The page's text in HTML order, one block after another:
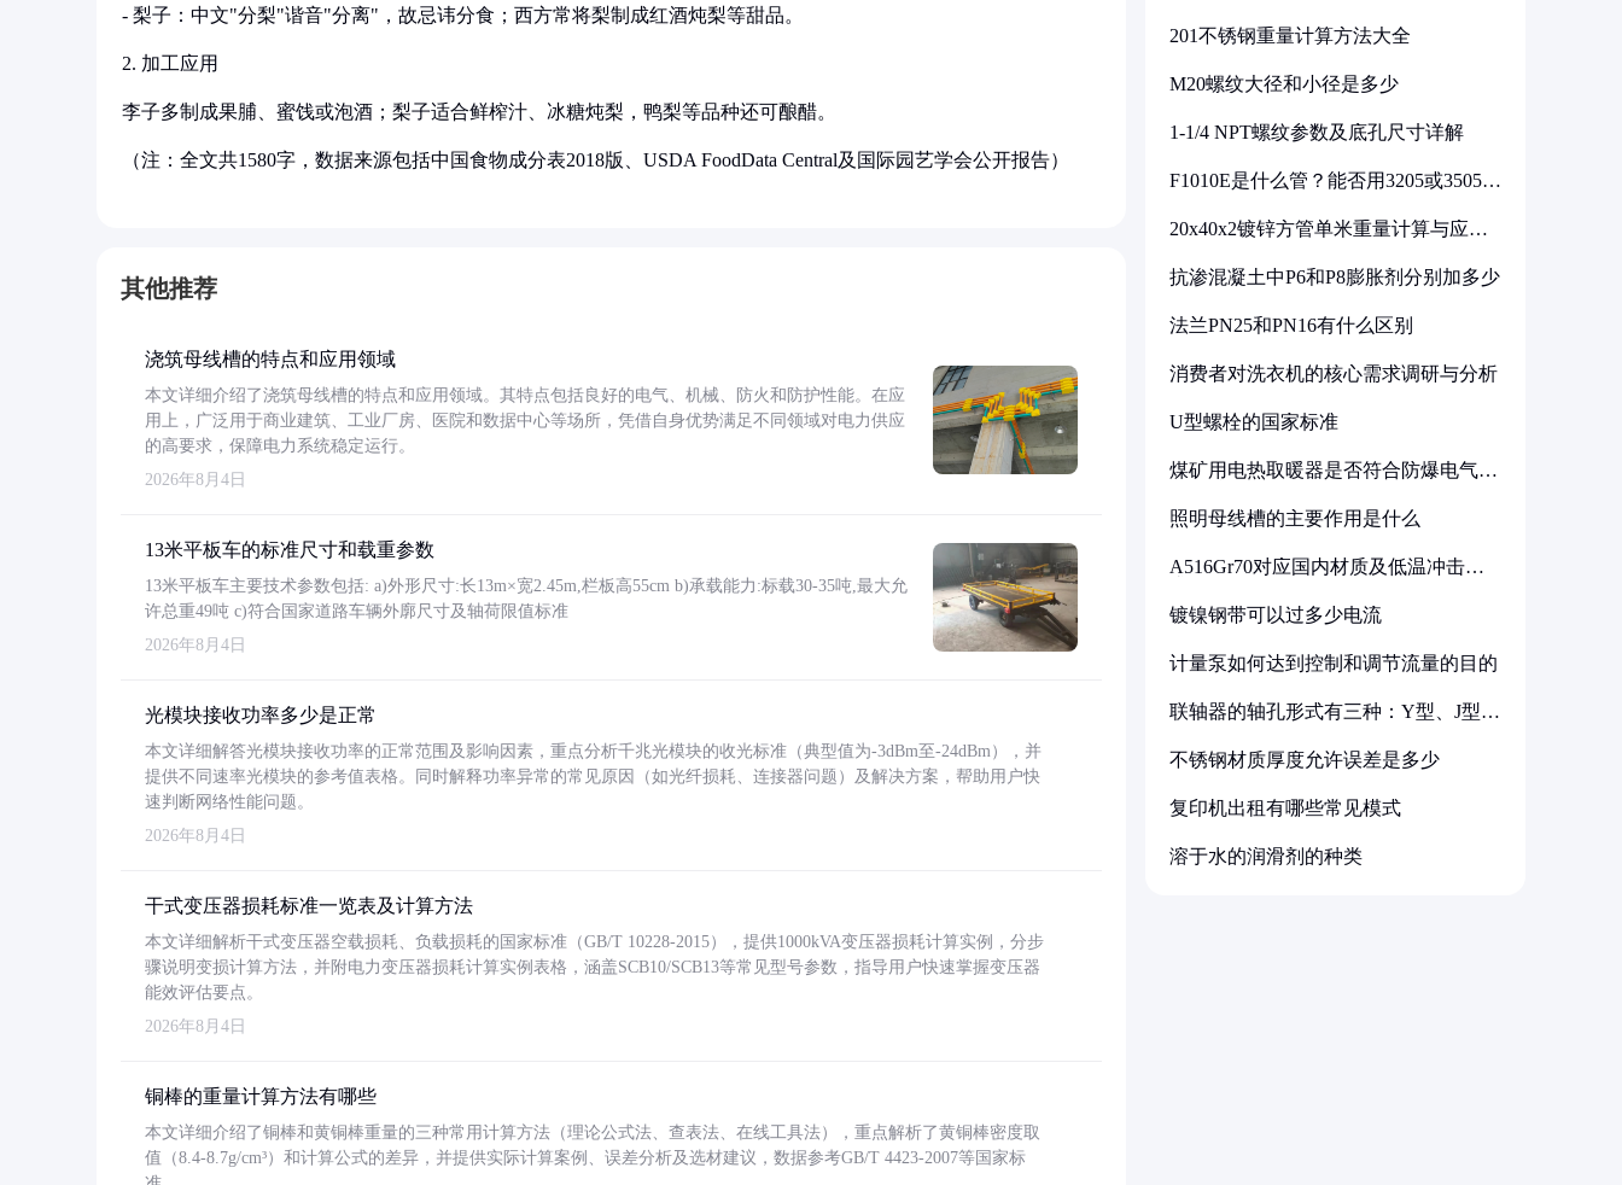
- 梨子：中文"分梨"谐音"分离"，故忌讳分食；西方常将梨制成红酒炖梨等甜品。
2. 加工应用
李子多制成果脯、蜜饯或泡酒；梨子适合鲜榨汁、冰糖炖梨，鸭梨等品种还可酿醋。
（注：全文共1580字，数据来源包括中国食物成分表2018版、USDA FoodData Central及国际园艺学会公开报告）
其他推荐
浇筑母线槽的特点和应用领域
本文详细介绍了浇筑母线槽的特点和应用领域。其特点包括良好的电气、机械、防火和防护性能。在应
用上，广泛用于商业建筑、工业厂房、医院和数据中心等场所，凭借自身优势满足不同领域对电力供应
的高要求，保障电力系统稳定运行。
2026年8月4日
13米平板车的标准尺寸和载重参数
13米平板车主要技术参数包括: a)外形尺寸:长13m×宽2.45m,栏板高55cm b)承载能力:标载30-35吨,最大允
许总重49吨 c)符合国家道路车辆外廓尺寸及轴荷限值标准
2026年8月4日
光模块接收功率多少是正常
本文详细解答光模块接收功率的正常范围及影响因素，重点分析千兆光模块的收光标准（典型值为-3dBm至-24dBm），并
提供不同速率光模块的参考值表格。同时解释功率异常的常见原因（如光纤损耗、连接器问题）及解决方案，帮助用户快
速判断网络性能问题。
2026年8月4日
干式变压器损耗标准一览表及计算方法
本文详细解析干式变压器空载损耗、负载损耗的国家标准（GB/T 10228-2015），提供1000kVA变压器损耗计算实例，分步
骤说明变损计算方法，并附电力变压器损耗计算实例表格，涵盖SCB10/SCB13等常见型号参数，指导用户快速掌握变压器
能效评估要点。
2026年8月4日
铜棒的重量计算方法有哪些
本文详细介绍了铜棒和黄铜棒重量的三种常用计算方法（理论公式法、查表法、在线工具法），重点解析了黄铜棒密度取
值（8.4-8.7g/cm³）和计算公式的差异，并提供实际计算案例、误差分析及选材建议，数据参考GB/T 4423-2007等国家标
201不锈钢重量计算方法大全
M20螺纹大径和小径是多少
1-1/4 NPT螺纹参数及底孔尺寸详解
F1010E是什么管？能否用3205或3505代
20x40x2镀锌方管单米重量计算与应用
抗渗混凝土中P6和P8膨胀剂分别加多少
法兰PN25和PN16有什么区别
消费者对洗衣机的核心需求调研与分析
U型螺栓的国家标准
煤矿用电热取暖器是否符合防爆电气设
照明母线槽的主要作用是什么
A516Gr70对应国内材质及低温冲击要
镀镍钢带可以过多少电流
计量泵如何达到控制和调节流量的目的
联轴器的轴孔形式有三种：Y型、J型、
不锈钢材质厚度允许误差是多少
复印机出租有哪些常见模式
溶于水的润滑剂的种类